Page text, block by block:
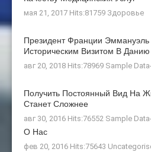
мая 21, 2017 Hits:81759 Здоровье
Президент Франции
Историческим Визитом В Данию
авг 20, 2018 Hits:78969 Sample
Получить Постоянный Вид На
Станет Сложнее
авг 30, 2016 Hits:76552 Sample
О Нас
фев 20, 2016 Hits:75643